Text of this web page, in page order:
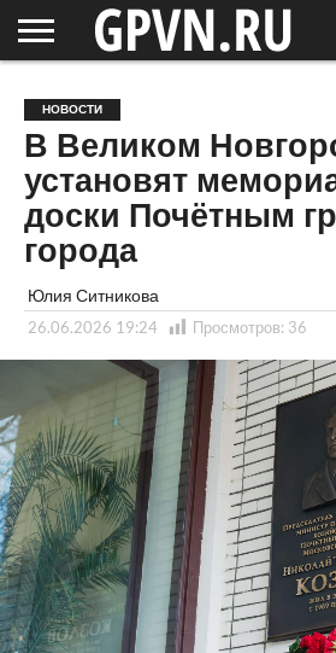
ОБЛАСТЬ
НОВОСТИ
СОСЕДЕЙ
РОССИЯ
/ МИР
СПЕЦПРОЕКТЫ
БЛОГ
СТАТЬИ
ФОТОРЕПОРТАЖИ
ИНТЕРВЬЮ
ОБЪЕКТЫ
ПОДБОРКИ
НОВОСТИ
В Великом
установят
доски Почётным
города
Юлия Ситникова
26.06.2026 19:24 Просмотров: 36